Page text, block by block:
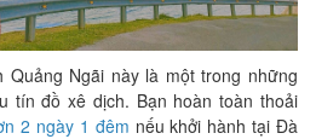
Ngãi này là một trong những
tín đồ xê dịch. Bạn hoàn toàn thoải
2 ngày 1 đêm nếu khởi hành tại Đà